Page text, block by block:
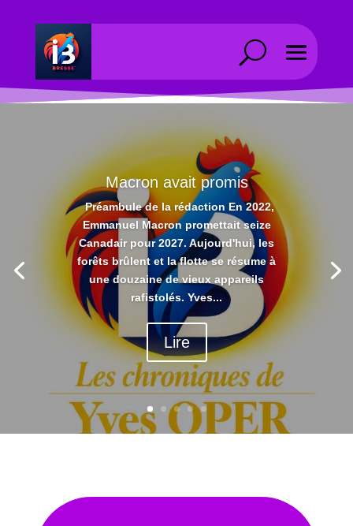
Macron avait promis
Préambule de la rédaction En 2022,
Emmanuel Macron promettait seize
Canadair pour 2027. Aujourd'hui, les
forêts brûlent et la flotte se résume à
une douzaine de vieux appareils
rafistolés. Yves...
Lire